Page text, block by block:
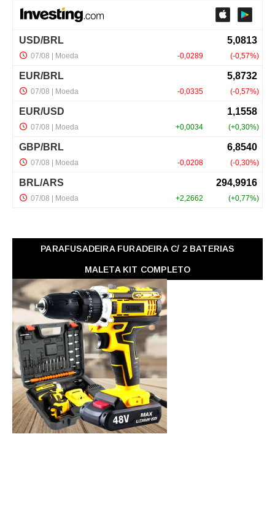
PARAFUSADEIRA FURADEIRA C/ 2 BATERIAS
MALETA KIT COMPLETO